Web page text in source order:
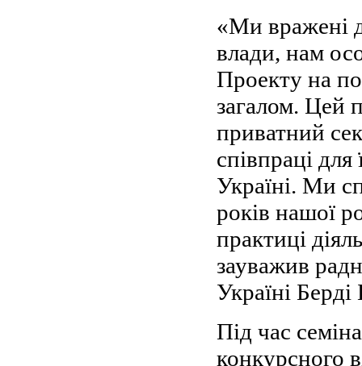
«Ми вражені
влади, нам
Проекту на
загалом. Цей
приватний
співпраці
Україні. Ми
років нашої
практиці
зауважив
Україні Берді
Під час
конкурсного